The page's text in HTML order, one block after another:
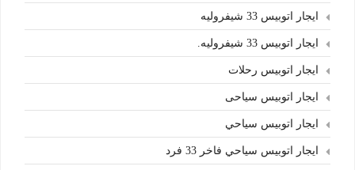
ايجار اتوبيس 33 شيفروليه
ايجار اتوبيس 33 شيفروليه.
ايجار اتوبيس رحلات
ايجار اتوبيس سياحى
ايجار اتوبيس سياحي
ايجار اتوبيس سياحي فاخر 33 فرد